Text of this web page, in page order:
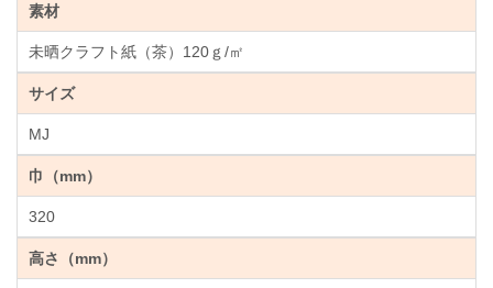
素材
未晒クラフト紙（茶）120ｇ/㎡
サイズ
MJ
巾（mm）
320
高さ（mm）